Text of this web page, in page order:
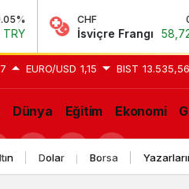
CHF
İsviçre Frangı 58,72
EURO/USD 1,15 BIST 13.535,56
Dünya Eğitim Ekonomi
Dolar Borsa